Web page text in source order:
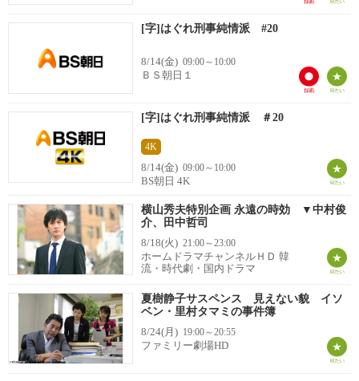
[字]はぐれ刑事純情派 #20
8/14(金) 09:00～10:00
ＢＳ朝日１
[字]はぐれ刑事純情派 ＃20
4K
8/14(金) 09:00～10:00
BS朝日 4K
横山秀夫特別企画 永遠の時効 ▼中村俊
介、田中哲司
8/18(火) 21:00～23:00
ホームドラマチャンネルＨＤ 韓
流・時代劇・国内ドラマ
夏樹静子サスペンス 見えない貌 イソ
ベン・里村タマミの事件簿
8/24(月) 19:00～20:55
ファミリー劇場HD